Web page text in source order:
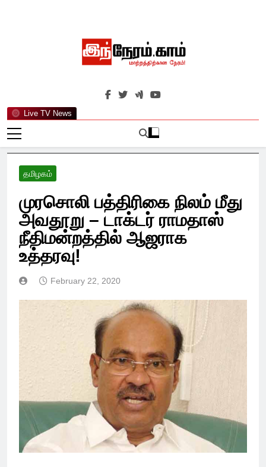
Live TV News
இந்நேரம்.காம்
செய்திகளுக்கு அப்பால்…
தமிழகம்
முரசொலி பத்திரிகை நிலம் மீது
அவதூறு – டாக்டர் ராமதாஸ்
நீதிமன்றத்தில் ஆஜராக
உத்தரவு!
February 22, 2020